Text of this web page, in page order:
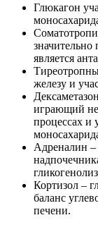
Глюкагон
является
железу и
играющий
процессах и
Адреналин –
Кортизол –
баланс
печени.